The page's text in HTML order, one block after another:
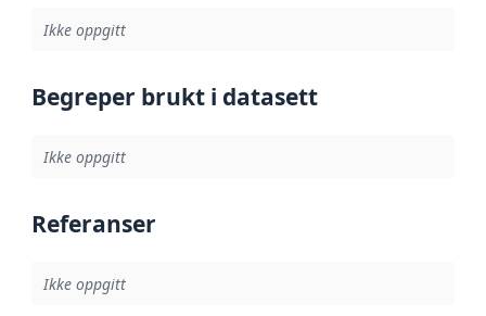
Ikke oppgitt
Begreper brukt i datasett
Ikke oppgitt
Referanser
Ikke oppgitt